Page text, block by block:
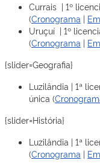
Currais | 1º
(Cronograma |
Uruçuí | 1º
(Cronograma |
{slider=Geografia}
Luzilândia | 1ª
única (
{slider=História}
Luzilândia | 1ª
(Cronograma |